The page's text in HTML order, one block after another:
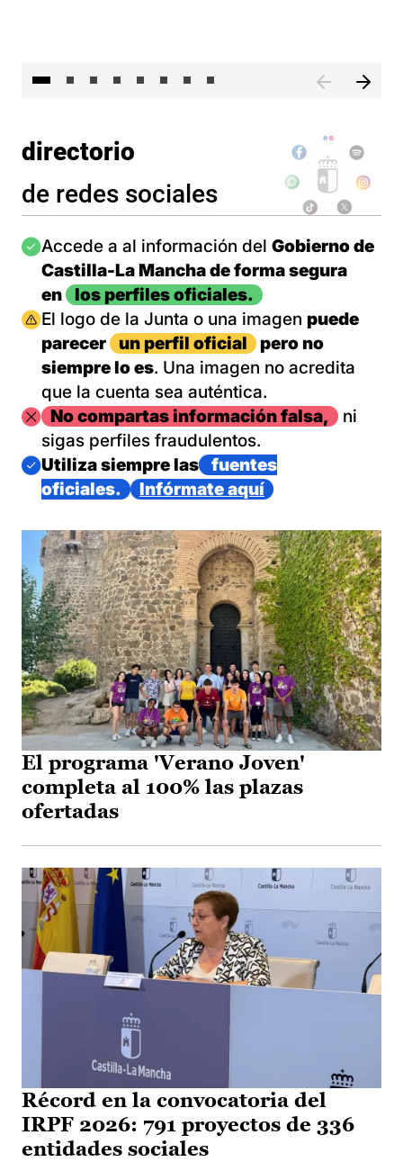
directorio
de redes sociales
Imagen
Accede a al información del Gobierno de
Castilla-La Mancha de forma segura
en
los perfiles oficiales.
Imagen
El logo de la Junta o una imagen puede
parecer
un perfil oficial
pero no
siempre lo es. Una imagen no acredita
que la cuenta sea auténtica.
ImagenNo compartas información falsa,
ni
sigas perfiles fraudulentos.
Imagen
Utiliza siempre las
fuentes
oficiales.
Infórmate aquí
El programa 'Verano Joven'
completa al 100% las plazas
ofertadas
Récord en la convocatoria del
IRPF 2026: 791 proyectos de 336
entidades sociales